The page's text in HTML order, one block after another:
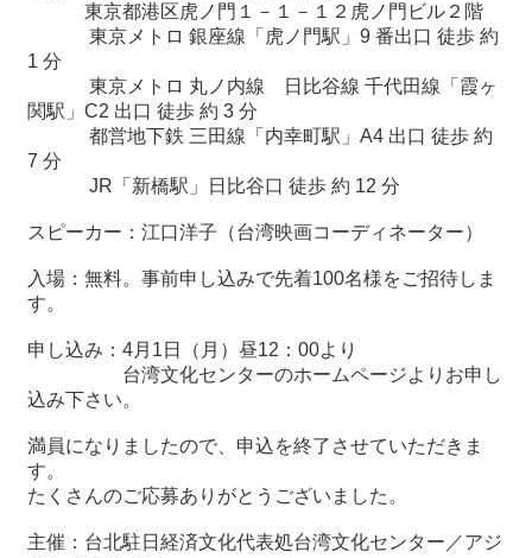
湾
本
リ
ク
ホ
ム
サ
イ
ト
ッ
東京都港区虎ノ門１－１－１２虎ノ門ビル２階
東京メトロ 銀座線「虎ノ門駅」 9 番出口 徒歩 約
1 分
東京メトロ 丸ノ内線 日比谷線 千代田線「霞ヶ
関駅」 C2 出口 徒歩 約 3 分
都営地下鉄 三田線「内幸町駅」A4 出口 徒歩 約
7 分
JR「新橋駅」日比谷口 徒歩 約 12 分
スピーカー：江口洋子（台湾映画コーディネーター）
入場：無料。事前申し込みで先着100名様をご招待しま
す。
申し込み： 4月 1 日（月）昼12 ： 00より
台湾文化センターのホームページよりお申し
込み下さい。
満員になりましたので、申込を終了させていただきま
す。
たくさんのご応募ありがとうございました。
主催：台北駐日経済文化代表処台湾文化センター／アジ